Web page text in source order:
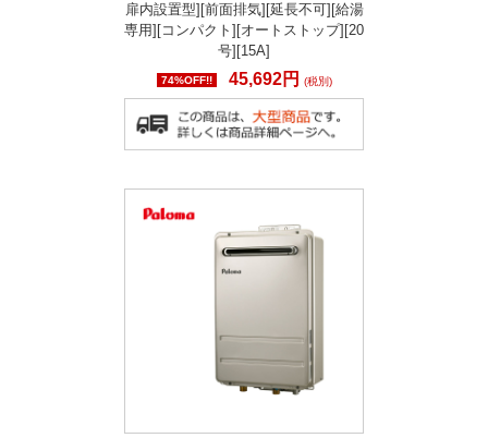
扉内設置型][前面排気][延長不可][給湯
専用][コンパクト][オートストップ][20
号][15A]
74%OFF!! 45,692円 (税別)